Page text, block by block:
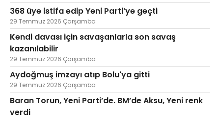
368 üye istifa edip Yeni Parti’ye geçti
29 Temmuz 2026 Çarşamba
Kendi davası için savaşanlarla son savaş
kazanılabilir
29 Temmuz 2026 Çarşamba
Aydoğmuş imzayı atıp Bolu'ya gitti
29 Temmuz 2026 Çarşamba
Baran Torun, Yeni Parti’de. BM’de Aksu, Yeni renk
verdi